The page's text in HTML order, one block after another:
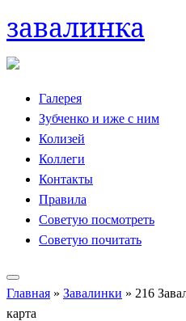
Skip
content
завалинка
Галерея
Зубченко и иже с ним
Колизей
Коллеги
Контакты
Правила
Советую посмотреть
Советую почитать
Главная » Завалинки » 216
карта